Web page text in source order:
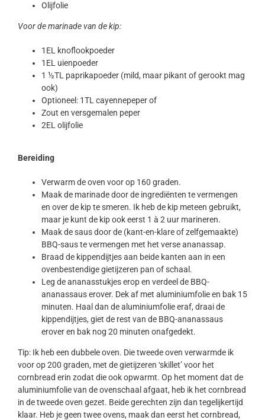
Olijfolie
Voor de marinade van de kip:
1EL knoflookpoeder
1EL uienpoeder
1 ½TL paprikapoeder (mild, maar pikant of gerookt mag
ook)
Optioneel: 1TL cayennepeper of
Zout en versgemalen peper
2EL olijfolie
Bereiding
Verwarm de oven voor op 160 graden.
Maak de marinade door de ingrediënten te vermengen
en over de kip te smeren. Ik heb de kip meteen gebruikt,
maar je kunt de kip ook eerst 1 à 2 uur marineren.
Maak de saus door de (kant-en-klare of zelfgemaakte)
BBQ-saus te vermengen met het verse ananassap.
Braad de kippendijtjes aan beide kanten aan in een
ovenbestendige gietijzeren pan of schaal.
Leg de ananasstukjes erop en verdeel de BBQ-
ananassaus erover. Dek af met aluminiumfolie en bak 15
minuten. Haal dan de aluminiumfolie eraf, draai de
kippendijtjes, giet de rest van de BBQ-ananassaus
erover en bak nog 20 minuten onafgedekt.
Tip: Ik heb een dubbele oven. Die tweede oven verwarmde ik
voor op 200 graden, met de gietijzeren ‘skillet’ voor het
cornbread erin zodat die ook opwarmt. Op het moment dat de
aluminiumfolie van de ovenschaal afgaat, heb ik het cornbread
in de tweede oven gezet. Beide gerechten zijn dan tegelijkertijd
klaar. Heb je geen twee ovens, maak dan eerst het cornbread,